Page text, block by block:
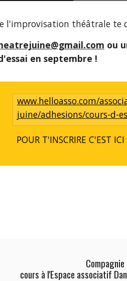
l'improvisation théâtrale te
ou
en septembre !
www.helloasso.com/
juine/adhesions/cours-d-
POUR T'INSCRIRE C'EST ICI
Compagnie
cours à l'Espace associatif